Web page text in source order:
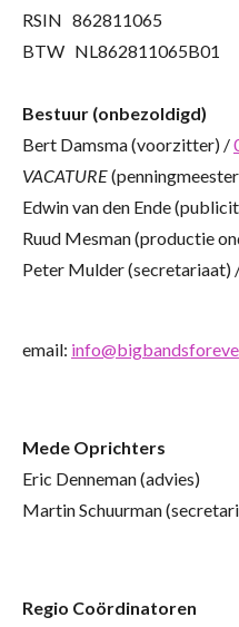
RSIN 862811065
BTW NL862811065B01
Bestuur (onbezoldigd)
Bert Damsma (voorzitter) /
VACATURE
Edwin van den Ende
Ruud Mesman (productie
Peter Mulder (secretariaat)
email:
Mede Oprichters
Eric Denneman (advies)
Martin Schuurman
Regio Coördinatoren